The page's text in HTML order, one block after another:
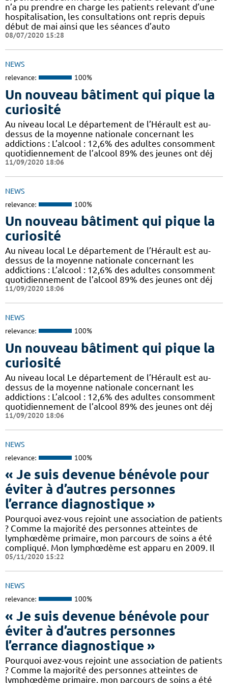
n’a pu prendre en charge les patients relevant d’une
hospitalisation, les consultations ont repris depuis
début de mai ainsi que les séances d’auto
08/07/2020 15:28
NEWS
relevance: 100%
Un nouveau bâtiment qui pique la
curiosité
Au niveau local Le département de l’Hérault est au-
dessus de la moyenne nationale concernant les
addictions : L’alcool : 12,6% des adultes consomment
quotidiennement de l’alcool 89% des jeunes ont déj
11/09/2020 18:06
NEWS
relevance: 100%
Un nouveau bâtiment qui pique la
curiosité
Au niveau local Le département de l’Hérault est au-
dessus de la moyenne nationale concernant les
addictions : L’alcool : 12,6% des adultes consomment
quotidiennement de l’alcool 89% des jeunes ont déj
11/09/2020 18:06
NEWS
relevance: 100%
Un nouveau bâtiment qui pique la
curiosité
Au niveau local Le département de l’Hérault est au-
dessus de la moyenne nationale concernant les
addictions : L’alcool : 12,6% des adultes consomment
quotidiennement de l’alcool 89% des jeunes ont déj
11/09/2020 18:06
NEWS
relevance: 100%
« Je suis devenue bénévole pour
éviter à d’autres personnes
l’errance diagnostique »
Pourquoi avez-vous rejoint une association de patients
? Comme la majorité des personnes atteintes de
lymphœdème primaire, mon parcours de soins a été
compliqué. Mon lymphœdème est apparu en 2009. Il
05/11/2020 15:22
NEWS
relevance: 100%
« Je suis devenue bénévole pour
éviter à d’autres personnes
l’errance diagnostique »
Pourquoi avez-vous rejoint une association de patients
? Comme la majorité des personnes atteintes de
lymphœdème primaire, mon parcours de soins a été